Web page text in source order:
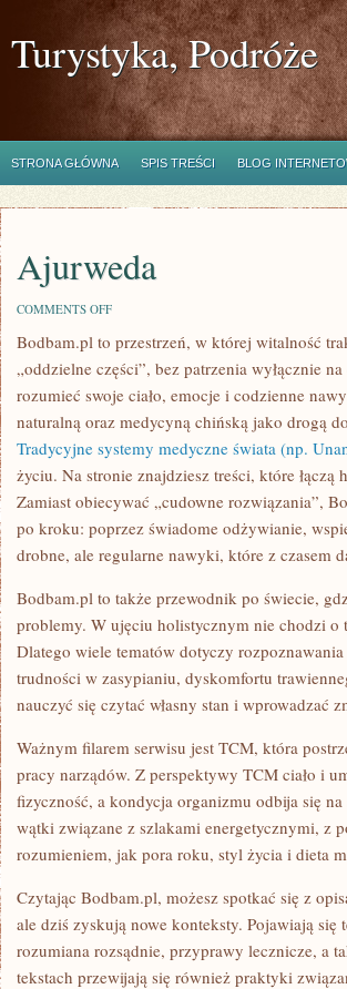
Turystyka, Podróże
STRONA GŁÓWNA SPIS TREŚCI BLOG
Ajurweda
COMMENTS OFFON
Bodbam.pl to przestrzeń, w której witalność
„oddzielne części”, bez patrzenia wyłącznie
rozumieć swoje ciało, emocje i codzienne
naturalną oraz medycyną chińską jako drogą
Tradycyjne systemy medyczne świata (np.
życiu. Na stronie znajdziesz treści, które
Zamiast obiecywać „cudowne rozwiązania”,
po kroku: poprzez świadome odżywianie,
drobne, ale regularne nawyki, które z czasem
Bodbam.pl to także przewodnik po świecie,
problemy. W ujęciu holistycznym nie chodzi
Dlatego wiele tematów dotyczy rozpoznawania
trudności w zasypianiu, dyskomfortu
nauczyć się czytać własny stan i wprowadzać
Ważnym filarem serwisu jest TCM, która
pracy narządów. Z perspektywy TCM ciało i
fizyczność, a kondycja organizmu odbija się
wątki związane z szlakami energetycznymi, z
rozumieniem, jak pora roku, styl życia i dieta
Czytając Bodbam.pl, możesz spotkać się z
ale dziś zyskują nowe konteksty. Pojawiają
rozumiana rozsądnie, przyprawy lecznicze, a
tekstach przewijają się również praktyki